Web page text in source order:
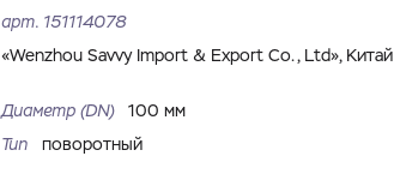
арт. 151114078
«Wenzhou Savvy Import & Export Co., Ltd», Китай
Диаметр (DN) 100 мм
Тип
поворотный